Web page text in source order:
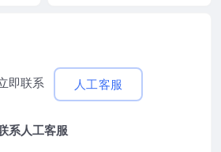
即联系 人工客服
系人工客服